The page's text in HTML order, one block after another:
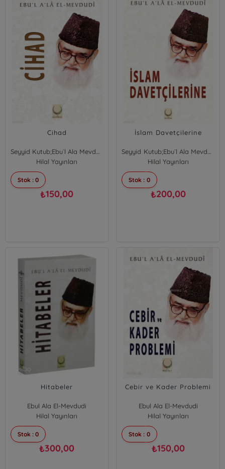
Cihad
Seyyid Kutub;Ebu`l Ala Mevdudi
Hilal Yayınları
Stok : 0
₺150,00
İslam Davetçilerine
Seyyid Kutub;Ebu`l Ala Mevdudi
Hilal Yayınları
Stok : 0
₺200,00
Hitabeler
Ebul Ala El-Mevdudi
Hilal Yayınları
Stok : 0
₺300,00
Cebir ve Kader Problemi
Ebul Ala El-Mevdudi
Hilal Yayınları
Stok : 0
₺150,00